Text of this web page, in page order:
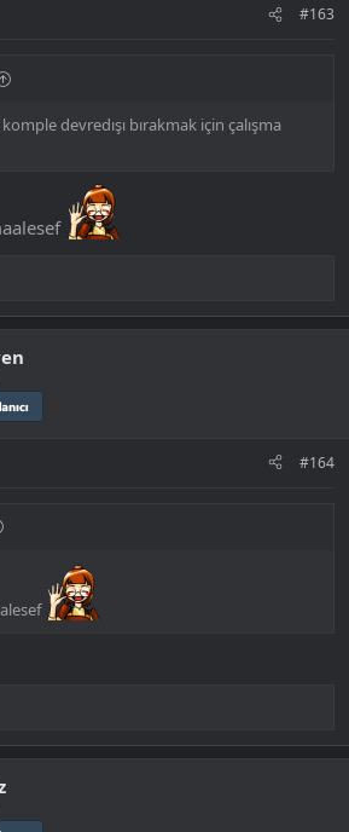
#163
devredışı bırakmak için çalışma
#164